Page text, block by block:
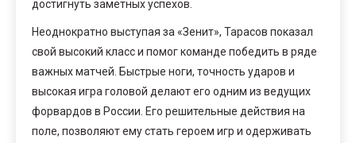
достигнуть заметных успехов.
Неоднократно выступая за «Зенит», Тарасов показал
свой высокий класс и помог команде победить в ряде
важных матчей. Быстрые ноги, точность ударов и
высокая игра головой делают его одним из ведущих
форвардов в России. Его решительные действия на
поле, позволяют ему стать героем игр и одерживать